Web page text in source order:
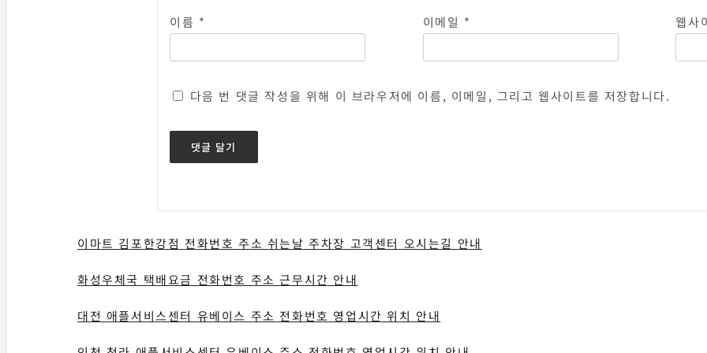
이름 * 이메일 * 웹사
다음 번 댓글 작성을 위해 이 브라우저에 이름, 이메일, 그리고 웹사이트를 저장합니다.
이마트 김포한강점 전화번호 주소 쉬는날 주차장 고객센터 오시는길 안내
화성우체국 택배요금 전화번호 주소 근무시간 안내
대전 애플서비스센터 유베이스 주소 전화번호 영업시간 위치 안내